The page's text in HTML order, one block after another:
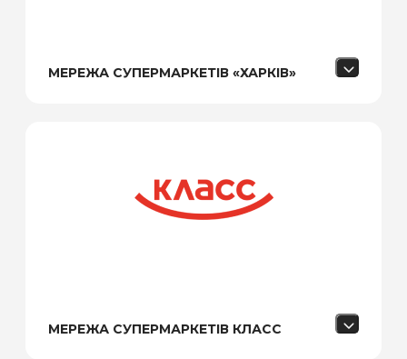
МЕРЕЖА СУПЕРМАРКЕТІВ «‎ХАРКІВ»‎
МЕРЕЖА СУПЕРМАРКЕТІВ КЛАСC